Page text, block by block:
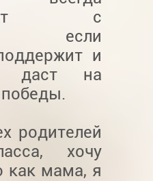
с
если
и
даст на
родителей
хочу
как мама, я